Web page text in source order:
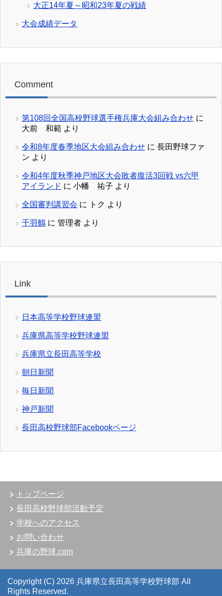
大正14年夏～昭和23年夏の戦績
大会成績データ
Comment
第108回全国高校野球選手権兵庫大会組み合わせ に
大前 和範 より
令和8年度春季地区大会組み合わせ に 長田野球ファ
ン より
令和4年度秋季神戸地区大会敗者復活3回戦 vs六甲
アイランド に 小幡 祐子 より
全国審判講習会 に トク より
千羽鶴 に 管理者 より
Link
日本高等学校野球連盟
兵庫県高等学校野球連盟
兵庫県立長田高等学校
朝日新聞
毎日新聞
神戸新聞
長田高校野球部Facebookページ
トップページ
長田高校野球部活動予定
学校へのアクセス
お問い合わせ
兵庫の野球.com
Copyright (C) 2026 兵庫県立長田高等学校野球部 All
Rights Reserved.